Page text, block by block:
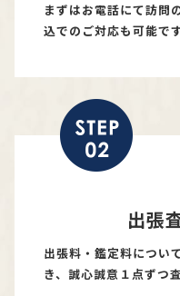
まずはお電話にて訪問
込でのご対応も可能です
出張
出張料・鑑定料につい
き、誠心誠意１点ずつ